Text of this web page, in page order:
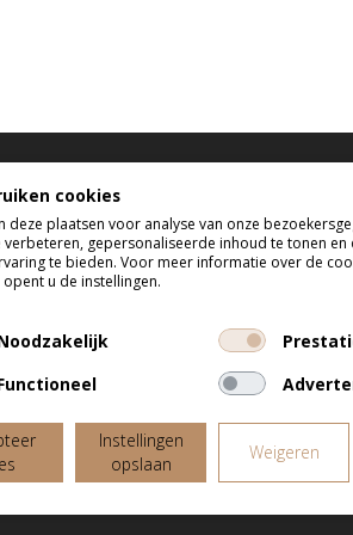
bereikbaar
m do tussen 9:00 uur en 17:00 uur
tussen 9:00 uur en 12:00 uur
cookies
deze plaatsen voor analyse van onze
verbeteren, gepersonaliseerde inhoud te tonen en
te bieden. Voor meer informatie over de
opent u de instellingen.
Instellingen
opslaan
Weigeren